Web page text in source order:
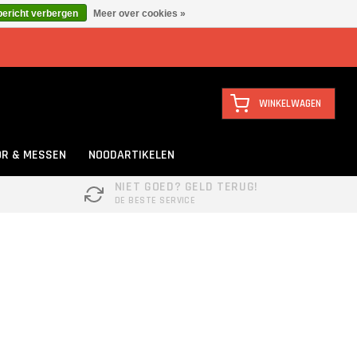
WINKELWAGEN
& MESSEN
NOODARTIKELEN
NIET GOED? GELD TERUG!
DE BESTE SERVICE
verbergen Meer over cookies »